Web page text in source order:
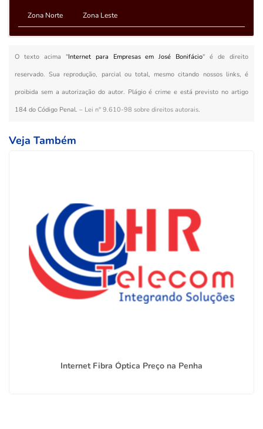
Zona Norte Zona Leste
O texto acima "Internet para Empresas em José Bonifácio" é de direito
reservado. Sua reprodução, parcial ou total, mesmo citando nossos links, é
proibida sem a autorização do autor. Plágio é crime e está previsto no artigo
184 do Código Penal. – Lei n° 9.610-98 sobre direitos autorais.
Veja Também
Internet Fibra Óptica Preço na Penha